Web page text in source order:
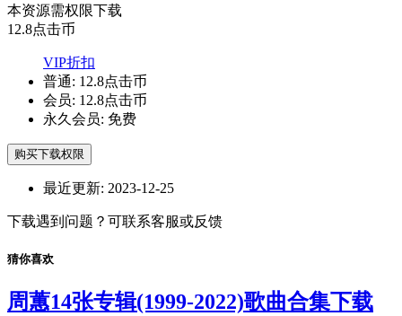
本资源需权限下载
12.8点击币
VIP折扣
普通: 12.8点击币
会员: 12.8点击币
永久会员: 免费
购买下载权限
最近更新: 2023-12-25
下载遇到问题？可联系客服或反馈
猜你喜欢
周蕙14张专辑(1999-2022)歌曲合集下载